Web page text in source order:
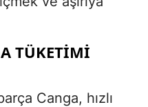
TÜKETIMI
Canga, hızlı